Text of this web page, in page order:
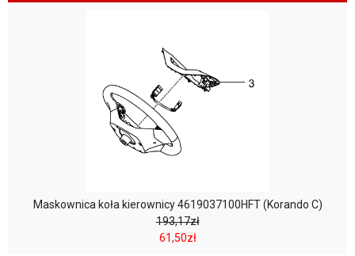
Maskownica koła kierownicy 4619037100HFT (Korando C)
193,17zł
61,50zł